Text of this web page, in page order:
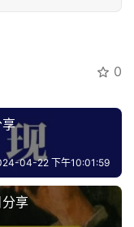
0
04-22 下午10:01:59
享